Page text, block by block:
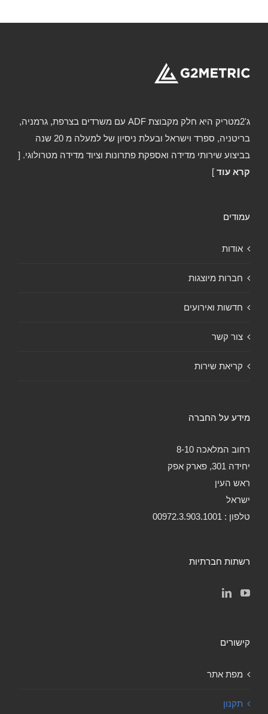
ג'2מטריק היא חלק מקבוצת ADF עם משרדים בצרפת, גרמניה,
בריטניה, ספרד וישראל ובעלת ניסיון של למעלה מ 20 שנה
בביצוע שירותי מדידה ואספקת פתרונות וציוד מדידה מטרולוגי. [
קרא עוד ]
עמודים
אודות
חברות מיוצגות
חדשות ואירועים
צור קשר
קריאת שירות
מידע על החברה
רחוב המלאכה 8-10
יחידה 301, פארק אפק
ראש העין
ישראל
טלפון : 00972.3.903.1001
רשתות חברתיות
קישורים
מפת אתר
תקנון